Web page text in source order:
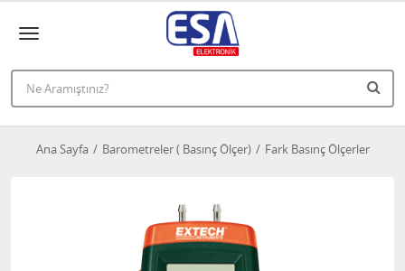
Ana Sayfa Barometreler ( Basınç Ölçer) Fark Basınç Ölçerler